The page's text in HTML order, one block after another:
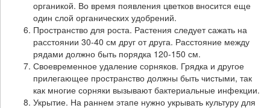
органикой. Во время появления цветков вносится еще
один слой органических удобрений.
Пространство для роста. Растения следует сажать на
расстоянии 30-40 см друг от друга. Расстояние между
рядами должно быть порядка 120-150 см.
Своевременное удаление сорняков. Грядка и другое
прилегающее пространство должны быть чистыми, так
как многие сорняки вызывают бактериальные инфекции.
Укрытие. На раннем этапе нужно укрывать культуру для